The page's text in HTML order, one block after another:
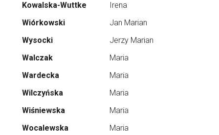
Kowalska-Wuttke
Irena
Wiórkowski
Jan Marian
Wysocki
Jerzy Marian
Walczak
Maria
Wardecka
Maria
Wilczyńska
Maria
Wiśniewska
Maria
Wocalewska
Maria